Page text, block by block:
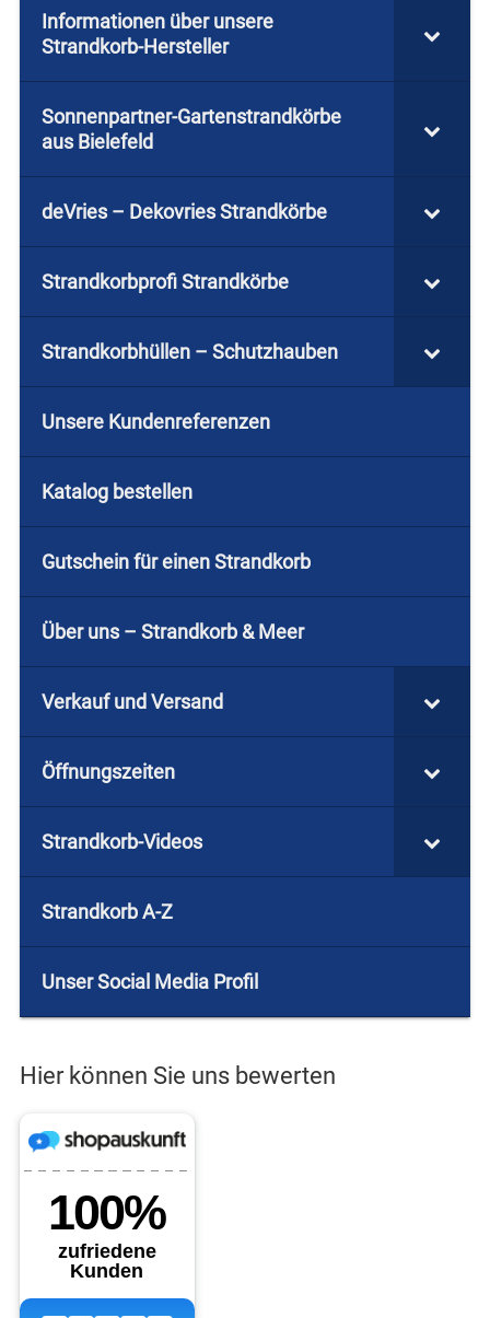
Informationen über unsere
Strandkorb-Hersteller
Sonnenpartner-Gartenstrandkörbe
aus Bielefeld
deVries – Dekovries Strandkörbe
Strandkorbprofi Strandkörbe
Strandkorbhüllen – Schutzhauben
Unsere Kundenreferenzen
Katalog bestellen
Gutschein für einen Strandkorb
Über uns – Strandkorb & Meer
Verkauf und Versand
Öffnungszeiten
Strandkorb-Videos
Strandkorb A-Z
Unser Social Media Profil
Hier können Sie uns bewerten